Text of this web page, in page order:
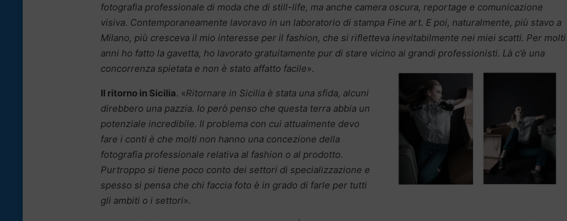
fotografia professionale di moda che di still-life, ma anche camera oscura, reportage e comunicazione
visiva. Contemporaneamente lavoravo in un laboratorio di stampa Fine art. E poi, naturalmente, più stavo a
Milano, più cresceva il mio interesse per il fashion, che si rifletteva inevitabilmente nei miei scatti. Per molti
anni ho fatto la gavetta, ho lavorato gratuitamente pur di stare vicino ai grandi professionisti. Là c’è una
concorrenza spietata e non è stato affatto facile».
Il ritorno in Sicilia. «Ritornare in Sicilia è stata una sfida, alcuni
direbbero una pazzia. Io però penso che questa terra abbia un
potenziale incredibile. Il problema con cui attualmente devo
fare i conti è che molti non hanno una concezione della
fotografia professionale relativa al fashion o al prodotto.
Purtroppo si tiene poco conto dei settori di specializzazione e
spesso si pensa che chi faccia foto è in grado di farle per tutti
gli ambiti o i settori».